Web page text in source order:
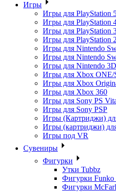
Игры
Игры для PlayStation
Игры для PlayStation
Игры для PlayStation
Игры для PlayStation 2
Игры для Nintendo
Игры для Nintendo
Игры для Nintendo
Игры для Xbox ONE/
Игры для Xbox
Игры для Xbox 360
Игры для Sony PS
Игры для Sony PSP
Игры (Картриджи)
Игры (картриджи)
Игры под VR
Сувениры
Фигурки
Утки Tubbz
Фигурки Funko
Фигурки